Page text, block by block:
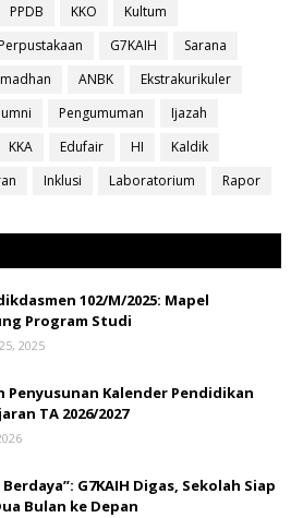
PPDB KKO
Kultum
Perpustakaan G7KAIH
Sarana
ANBK
Ekstrakurikuler
Pengumuman
Ijazah
KKA Edufair HI
Kaldik
Inklusi Laboratorium Rapor
102/M/2025: Mapel
Program Studi
2025
Penyusunan Kalender Pendidikan
TA 2026/2027
G7KAIH Digas, Sekolah Siap
Bulan ke Depan